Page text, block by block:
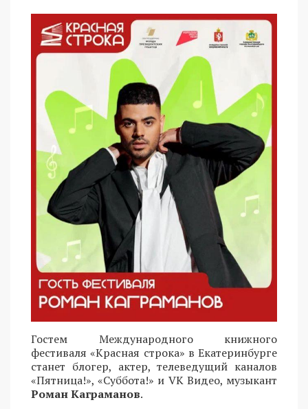
Гостем Международного книжного
фестиваля «Красная строка» в Екатеринбурге
станет блогер, актер, телеведущий каналов
«Пятница!», «Суббота!» и VK Видео, музыкант
Роман Каграманов.